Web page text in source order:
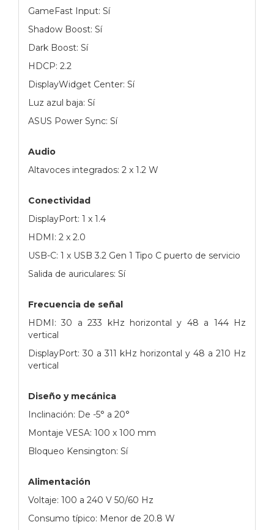
GameFast Input: Sí
Shadow Boost: Sí
Dark Boost: Sí
HDCP: 2.2
DisplayWidget Center: Sí
Luz azul baja: Sí
ASUS Power Sync: Sí
Audio
Altavoces integrados: 2 x 1.2 W
Conectividad
DisplayPort: 1 x 1.4
HDMI: 2 x 2.0
USB-C: 1 x USB 3.2 Gen 1 Tipo C puerto de servicio
Salida de auriculares: Sí
Frecuencia de señal
HDMI: 30 a 233 kHz horizontal y 48 a 144 Hz
vertical
DisplayPort: 30 a 311 kHz horizontal y 48 a 210 Hz
vertical
Diseño y mecánica
Inclinación: De -5° a 20°
Montaje VESA: 100 x 100 mm
Bloqueo Kensington: Sí
Alimentación
Voltaje: 100 a 240 V 50/60 Hz
Consumo típico: Menor de 20.8 W